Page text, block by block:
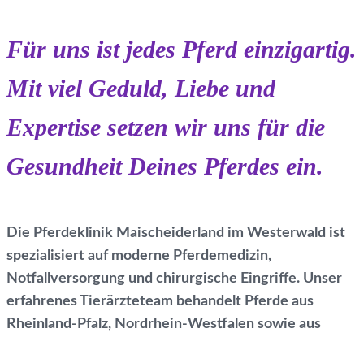
Für uns ist jedes Pferd einzigartig.
Mit viel Geduld, Liebe und
Expertise setzen wir uns für die
Gesundheit Deines Pferdes ein.
Die Pferdeklinik Maischeiderland im Westerwald ist
spezialisiert auf moderne Pferdemedizin,
Notfallversorgung und chirurgische Eingriffe. Unser
erfahrenes Tierärzteteam behandelt Pferde aus
Rheinland-Pfalz, Nordrhein-Westfalen sowie aus